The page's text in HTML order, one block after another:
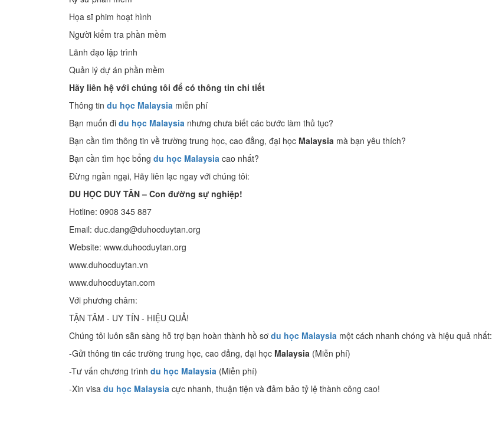
Họa sĩ phim hoạt hình
Người kiểm tra phần mềm
Lãnh đạo lập trình
Quản lý dự án phần mềm
Hãy liên hệ với chúng tôi để có thông tin chi tiết
Thông tin du học Malaysia miễn phí
Bạn muốn đi du học Malaysia nhưng chưa biết các bước làm thủ tục?
Bạn cần tìm thông tin về trường trung học, cao đẳng, đại học Malaysia mà bạn yêu thích?
Bạn cần tìm học bổng du học Malaysia cao nhất?
Đừng ngần ngại, Hãy liên lạc ngay với chúng tôi:
DU HỌC DUY TÂN – Con đường sự nghiệp!
Hotline: 0908 345 887
Email: duc.dang@duhocduytan.org
Website: www.duhocduytan.org
www.duhocduytan.vn
www.duhocduytan.com
Với phương châm:
TẬN TÂM - UY TÍN - HIỆU QUẢ!
Chúng tôi luôn sẵn sàng hỗ trợ bạn hoàn thành hồ sơ du học Malaysia một cách nhanh chóng và hiệu quả nhất:
-Gửi thông tin các trường trung học, cao đẳng, đại học Malaysia (Miễn phí)
-Tư vấn chương trình du học Malaysia (Miễn phí)
-Xin visa du học Malaysia cực nhanh, thuận tiện và đảm bảo tỷ lệ thành công cao!